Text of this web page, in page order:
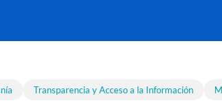
Transparencia y Acceso a la Información